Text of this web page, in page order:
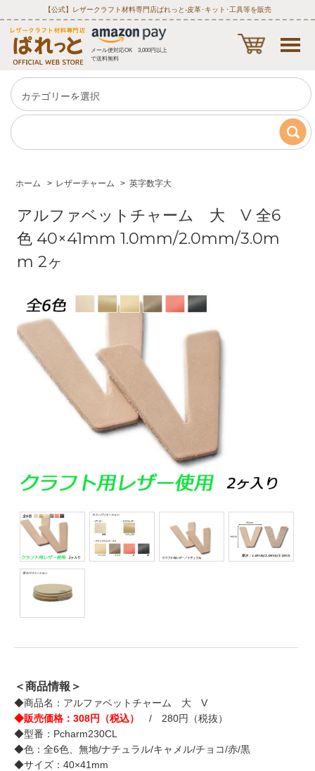
【公式】レザークラフト材料専門店ぱれっと‐皮革･キット･工具等を販売
メール便対応OK 3,000円以上
で送料無料
ホーム > レザーチャーム > 英字数字大
アルファベットチャーム 大 V 全6
色 40×41mm 1.0mm/2.0mm/3.0m
m 2ヶ
＜商品情報＞
◆商品名：アルファベットチャーム 大 V
◆販売価格：308円（税込）
/ 280円（税抜）
◆型番：Pcharm230CL
◆色：全6色、無地/ナチュラル/キャメル/チョコ/赤/黒
◆サイズ：40×41mm